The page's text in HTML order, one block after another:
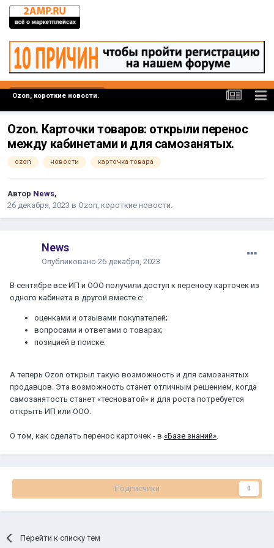
Ozon, короткие новости.
Ozon. Карточки товаров: открыли перенос
между кабинетами и для самозанятых.
ozon новости карточка товара
Автор News,
26 декабря, 2023 в Ozon, короткие новости.
News
Опубликовано 26 декабря, 2023
В сентябре все ИП и ООО получили доступ к переносу карточек из
одного кабинета в другой вместе с:
оценками и отзывами покупателей;
вопросами и ответами о товарах;
позицией в поиске.
А теперь Ozon открыл такую возможность и для самозанятых
продавцов. Эта возможность станет отличным решением, когда
самозанятость станет «тесноватой» и для роста потребуется
открыть ИП или ООО.
О том, как сделать перенос карточек - в «Базе знаний»
Подписчики 0
Перейти к списку тем